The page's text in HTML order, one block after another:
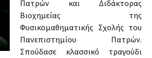
Πατρών και Διδάκτορας
Βιοχημείας της
Φυσικομαθηματικής Σχολής του
Πανεπιστημίου Πατρών.
Σπούδασε κλασσικό τραγούδι